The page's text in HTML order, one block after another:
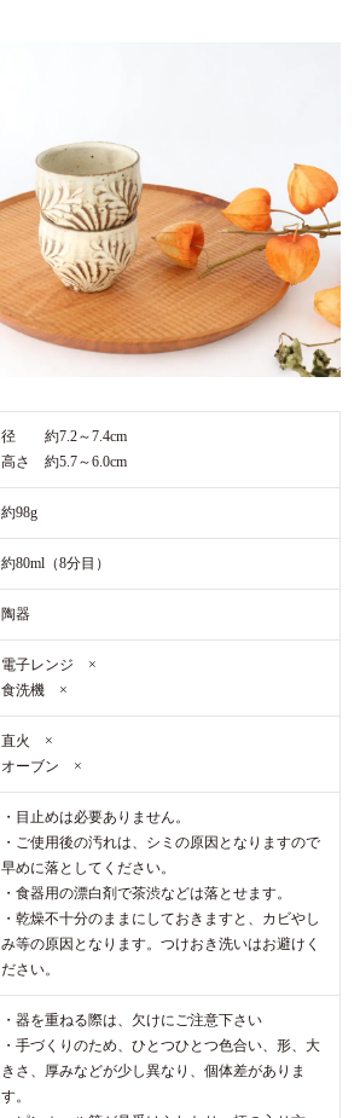
径 約7.2～7.4cm
高さ 約5.7～6.0cm
約98g
約80ml（8分目）
陶器
電子レンジ ×
食洗機 ×
直火 ×
オーブン ×
・目止めは必要ありません。
・ご使用後の汚れは、シミの原因となりますので
早めに落としてください。
・食器用の漂白剤で茶渋などは落とせます。
・乾燥不十分のままにしておきますと、カビやし
み等の原因となります。つけおき洗いはお避けく
ださい。
・器を重ねる際は、欠けにご注意下さい
・手づくりのため、ひとつひとつ色合い、形、大
きさ、厚みなどが少し異なり、個体差がありま
す。